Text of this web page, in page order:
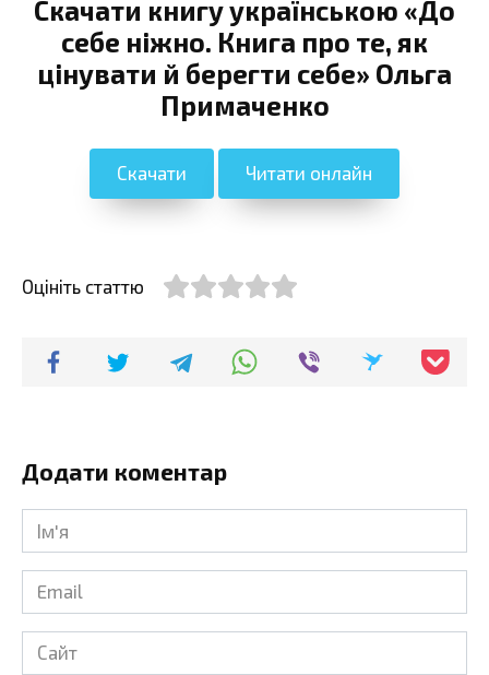
Скачати книгу українською «До
себе ніжно. Книга про те, як
цінувати й берегти себе» Ольга
Примаченко
Скачати Читати онлайн
Оцініть статтю
Додати коментар
Ім'я
Email
Сайт